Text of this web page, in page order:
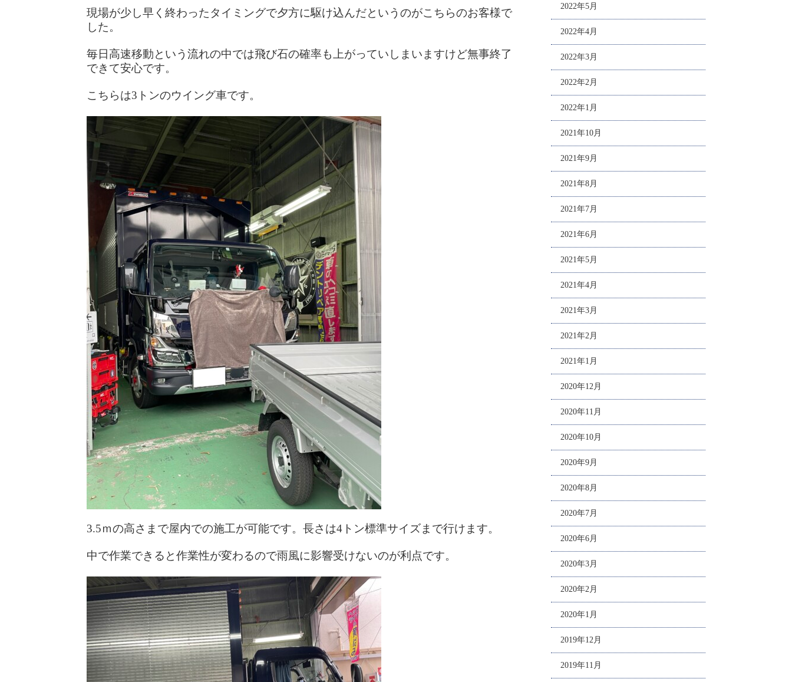
現場が少し早く終わったタイミングで夕方に駆け込んだというのがこちらのお客様で
した。
毎日高速移動という流れの中では飛び石の確率も上がっていしまいますけど無事終了
できて安心です。
こちらは3トンのウイング車です。
3.5ｍの高さまで屋内での施工が可能です。長さは4トン標準サイズまで行けます。
中で作業できると作業性が変わるので雨風に影響受けないのが利点です。
2022年5月
2022年4月
2022年3月
2022年2月
2022年1月
2021年10月
2021年9月
2021年8月
2021年7月
2021年6月
2021年5月
2021年4月
2021年3月
2021年2月
2021年1月
2020年12月
2020年11月
2020年10月
2020年9月
2020年8月
2020年7月
2020年6月
2020年3月
2020年2月
2020年1月
2019年12月
2019年11月